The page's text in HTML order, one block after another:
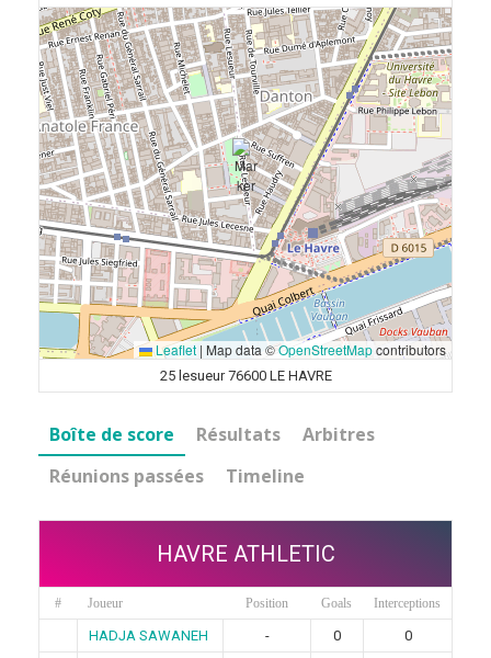
Leaflet | Map data ©OpenStreetMapcontributors
25 lesueur 76600 LE HAVRE
Boîte de score Résultats
Arbitres
Réunions passées
Timeline
HAVRE ATHLETIC
# Joueur Position Goals Interceptions
HADJA SAWANEH - 0
0